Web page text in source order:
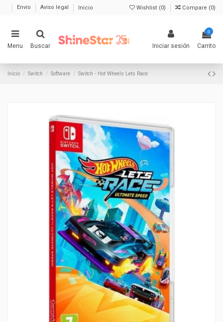
Envío Aviso legal Inicio Wishlist (0) Compare (0)
Menu Buscar Iniciar sesión
0
Carrito
Inicio Switch Software Switch - Hot Wheels Lets Race